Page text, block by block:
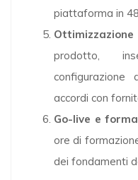
piattaforma in
Ottimizzazione
prodotto,
accordi con
Go-live e
ore di
dei fondamenti